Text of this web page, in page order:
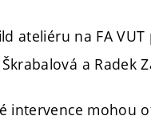
ateliéru na FA
a Radek
intervence mohou